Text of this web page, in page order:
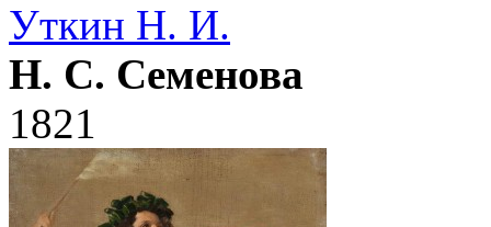
Уткин Н. И.
Н. С. Семенова
1821